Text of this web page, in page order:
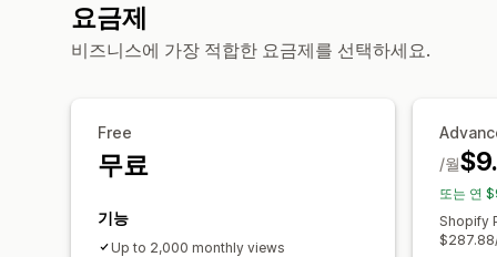
요금제
비즈니스에 가장 적합한 요금제를 선택하세요.
Free
무료
기능
Up to 2,000 monthly views
/월
또는 연
Shopify